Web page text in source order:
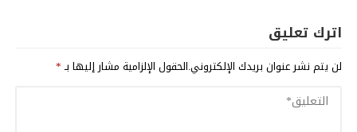
اترك تعليق
لن يتم نشر عنوان بريدك الإلكتروني.الحقول الإلزامية مشار إليها بـ*